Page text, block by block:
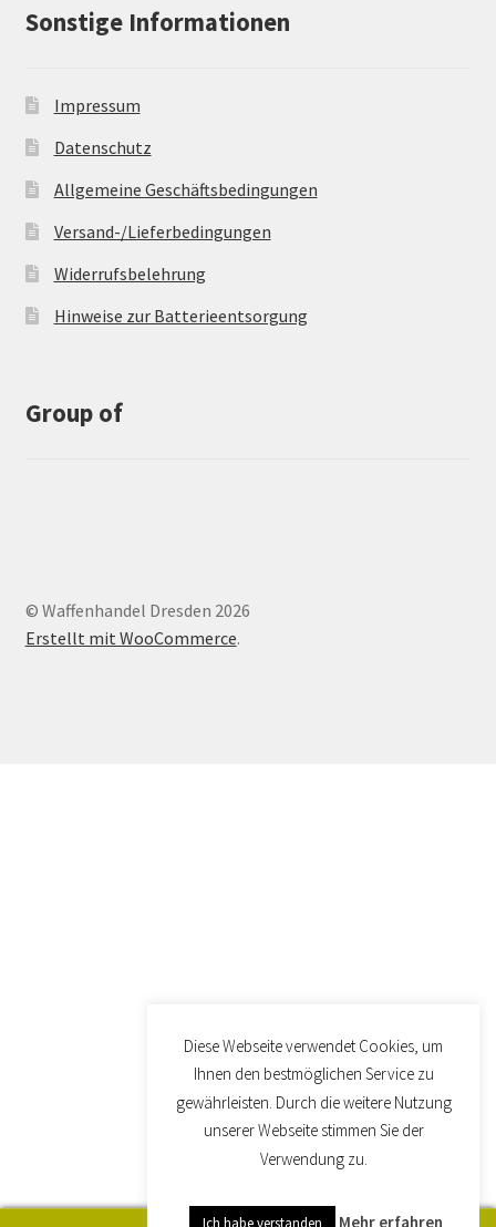
Sonstige Informationen
Impressum
Datenschutz
Allgemeine Geschäftsbedingungen
Versand-/Lieferbedingungen
Widerrufsbelehrung
Hinweise zur Batterieentsorgung
Group of
© Waffenhandel Dresden 2026
Erstellt mit WooCommerce.
Diese Webseite verwendet Cookies, um
Ihnen den bestmöglichen Service zu
gewährleisten. Durch die weitere Nutzung
unserer Webseite stimmen Sie der
Verwendung zu.
Ich habe verstanden Mehr erfahren